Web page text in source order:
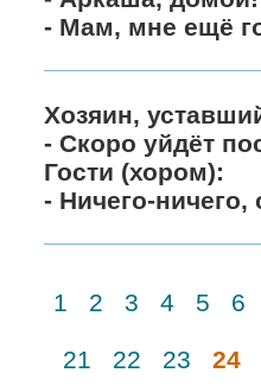
- Мам, мне ещё
Хозяин,
- Скоро уйдёт
Гости (хором):
- Ничего-
1 2 3 4 5 6
21 22 23 24